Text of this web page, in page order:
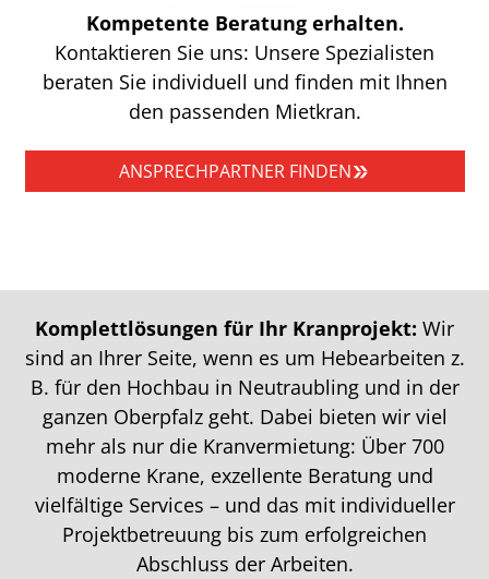
Kompetente Beratung erhalten.
Kontaktieren Sie uns: Unsere Spezialisten
beraten Sie individuell und finden mit Ihnen
den passenden Mietkran.
ANSPRECHPARTNER FINDEN
Komplettlösungen für Ihr Kranprojekt: Wir
sind an Ihrer Seite, wenn es um Hebearbeiten z.
B. für den Hochbau in Neutraubling und in der
ganzen Oberpfalz geht. Dabei bieten wir viel
mehr als nur die Kranvermietung: Über 700
moderne Krane, exzellente Beratung und
vielfältige Services – und das mit individueller
Projektbetreuung bis zum erfolgreichen
Abschluss der Arbeiten.